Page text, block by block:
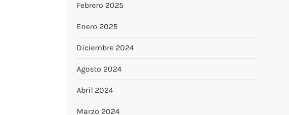
Febrero 2025
Enero 2025
Diciembre 2024
Agosto 2024
Abril 2024
Marzo 2024